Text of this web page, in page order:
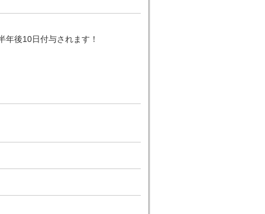
後10日付与されます！